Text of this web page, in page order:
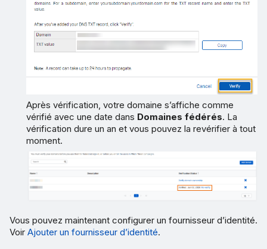
Après vérification, votre domaine s’affiche comme
vérifié avec une date dans Domaines fédérés. La
vérification dure un an et vous pouvez la revérifier à tout
moment.
Vous pouvez maintenant configurer un fournisseur d’identité.
Voir Ajouter un fournisseur d’identité.